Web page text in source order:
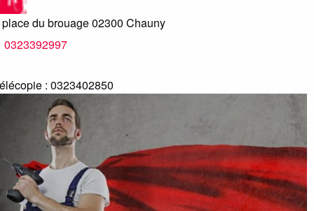
du brouage02300 Chauny
0323392997
: 0323402850